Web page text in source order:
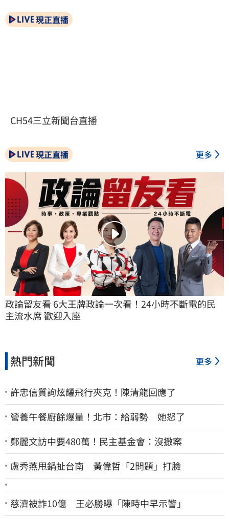
現正直播
CH54三立新聞台直播
現正直播 更多
政論留友看 6大王牌政論一次看！24小時不斷電的民
主流水席 歡迎入座
熱門新聞 更多
許忠信質詢炫耀飛行夾克！陳清龍回應了
營養午餐廚餘爆量！北市：給弱勢 她怒了
鄭麗文訪中要480萬！民主基金會：沒撤案
盧秀燕甩鍋扯台南 黃偉哲「2問題」打臉
慈濟被詐10億 王必勝曝「陳時中早示警」